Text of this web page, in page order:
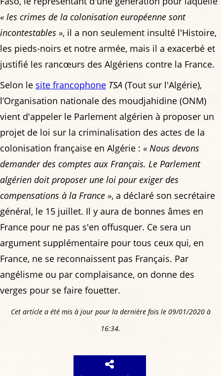
« les crimes de la colonisation européenne sont
incontestables », il a non seulement insulté l'Histoire,
les pieds-noirs et notre armée, mais il a exacerbé et
justifié les rancœurs des Algériens contre la France.
Selon le site francophone TSA (Tout sur l'Algérie),
l’Organisation nationale des moudjahidine (ONM)
vient d'appeler le Parlement algérien à proposer un
projet de loi sur la criminalisation des actes de la
colonisation française en Algérie : « Nous devons
demander des comptes aux Français. Le Parlement
algérien doit proposer une loi pour exiger des
compensations à la France », a déclaré son secrétaire
général, le 15 juillet. Il y aura de bonnes âmes en
France pour ne pas s'en offusquer. Ce sera un
argument supplémentaire pour tous ceux qui, en
France, ne se reconnaissent pas Français. Par
angélisme ou par complaisance, on donne des
verges pour se faire fouetter.
Cet article a été mis à jour pour la dernière fois le 09/01/2020 à
16:34.